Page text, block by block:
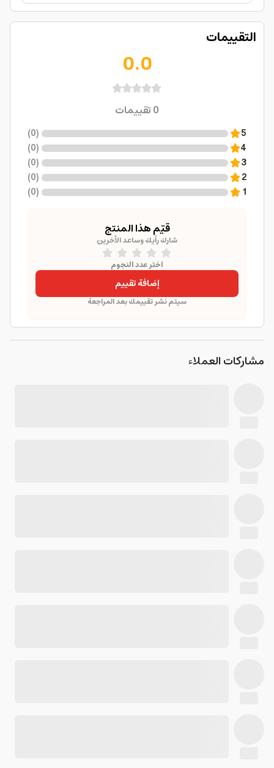
التقييمات
0.0
0تقييمات
5
(
0
)
4
(
0
)
3
(
0
)
2
(
0
)
1
(
0
)
قيّم هذا المنتج
شارك رأيك وساعد الآخرين
اختر عدد النجوم
إضافة تقييم
سيتم نشر تقييمك بعد المراجعة
مشاركات العملاء